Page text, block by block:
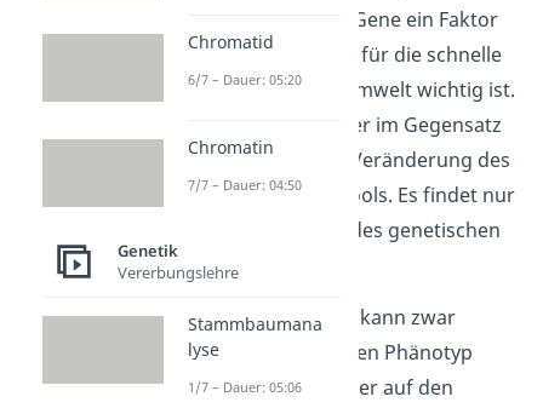
Rekombination der Gene ein Faktor
in der Evolution, der für die schnelle
Anpassungan die Umwelt wichtig ist.
Allerdings gibt es hier im Gegensatz
zur Mutation keine Veränderung des
vorhandenen Genpools. Es findet nur
des genetischen
Materials statt.
Eine Rekombination kann zwar
Auswirkungen auf den Phänotyp
(Aussehen), nicht aber auf den
Chromatid
6/7 – Dauer: 05:20
Chromatin
7/7 – Dauer: 04:50
Genetik
Vererbungslehre
Stammbaumana
lyse
1/7 – Dauer: 05:06